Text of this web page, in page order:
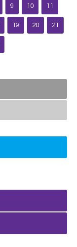
9 10 11
19 20 21